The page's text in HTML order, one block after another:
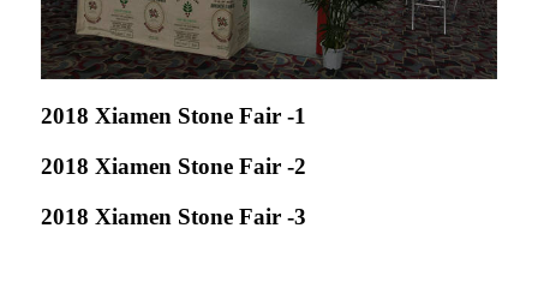
2018 Xiamen Stone Fair -1
2018 Xiamen Stone Fair -2
2018 Xiamen Stone Fair -3